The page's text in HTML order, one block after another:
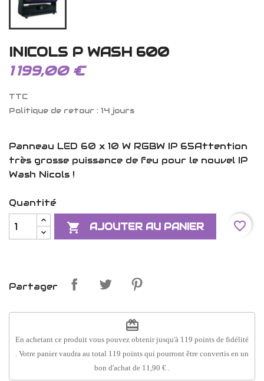
INICOLS P WASH 600
1 199,00 €
TTC
Politique de retour : 14 jours
Panneau LED 60 x 10 W RGBW IP 65Attention
très grosse puissance de feu pour le nouvel IP
Wash Nicols !
Quantité
 AJOUTER AU PANIER favorite_border
Partager
redeem
En achetant ce produit vous pouvez obtenir jusqu'à 119 points de fidélité
. Votre panier vaudra au total 119 points qui pourront être convertis en un
bon d'achat de 11,90 €